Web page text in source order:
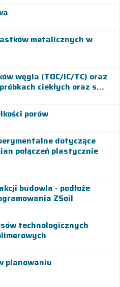
metalicznych w
węgla (TOC/IC/TC) oraz
ciekłych oraz s...
porów
dotyczące
połączeń plastycznie
budowla - podłoże
ZSoil
technologicznych
planowaniu